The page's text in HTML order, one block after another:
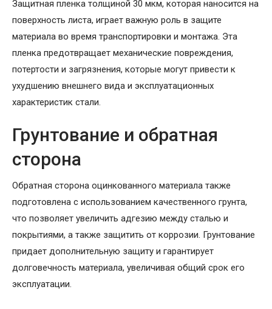
Защитная пленка толщиной 30 мкм, которая наносится на
поверхность листа, играет важную роль в защите
материала во время транспортировки и монтажа. Эта
пленка предотвращает механические повреждения,
потертости и загрязнения, которые могут привести к
ухудшению внешнего вида и эксплуатационных
характеристик стали.
Грунтование и обратная
сторона
Обратная сторона оцинкованного материала также
подготовлена с использованием качественного грунта,
что позволяет увеличить адгезию между сталью и
покрытиями, а также защитить от коррозии. Грунтование
придает дополнительную защиту и гарантирует
долговечность материала, увеличивая общий срок его
эксплуатации.